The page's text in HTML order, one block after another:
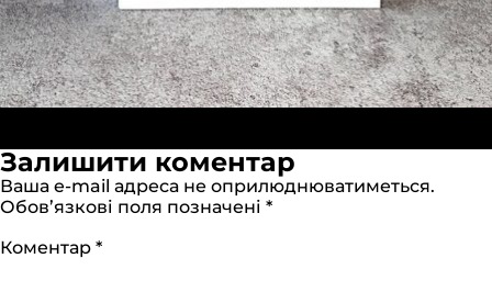
розмір
Залишити коментар
Ваша e-mail адреса не оприлюднюватиметься.
Обов’язкові поля позначені *
Коментар *